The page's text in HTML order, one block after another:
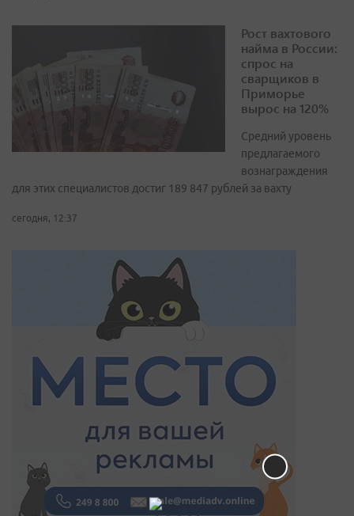
Рост вахтового
найма в России:
спрос на
сварщиков в
Приморье
вырос на 120%
Средний уровень
предлагаемого
вознаграждения
для этих специалистов достиг 189 847 рублей за вахту
сегодня, 12:37